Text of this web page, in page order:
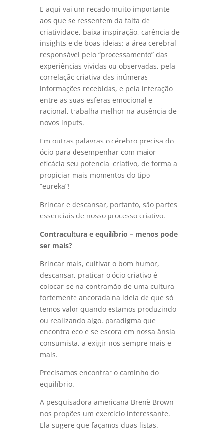
E aqui vai um recado muito importante
aos que se ressentem da falta de
criatividade, baixa inspiração, carência de
insights e de boas ideias: a área cerebral
responsável pelo “processamento” das
experiências vividas ou observadas, pela
correlação criativa das inúmeras
informações recebidas, e pela interação
entre as suas esferas emocional e
racional, trabalha melhor na ausência de
novos inputs.
Em outras palavras o cérebro precisa do
ócio para desempenhar com maior
eficácia seu potencial criativo, de forma a
propiciar mais momentos do tipo
“eureka”!
Brincar e descansar, portanto, são partes
essenciais de nosso processo criativo.
Contracultura e equilíbrio – menos pode
ser mais?
Brincar mais, cultivar o bom humor,
descansar, praticar o ócio criativo é
colocar-se na contramão de uma cultura
fortemente ancorada na ideia de que só
temos valor quando estamos produzindo
ou realizando algo, paradigma que
encontra eco e se escora em nossa ânsia
consumista, a exigir-nos sempre mais e
mais.
Precisamos encontrar o caminho do
equilíbrio.
A pesquisadora americana Brenè Brown
nos propões um exercício interessante.
Ela sugere que façamos duas listas.